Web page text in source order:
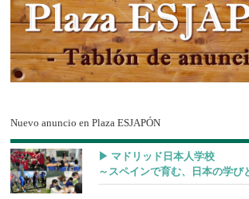
Nuevo anuncio en Plaza ESJAPÓN
▶︎ マドリッド日本人学校
～スペインで育む、日本の学び